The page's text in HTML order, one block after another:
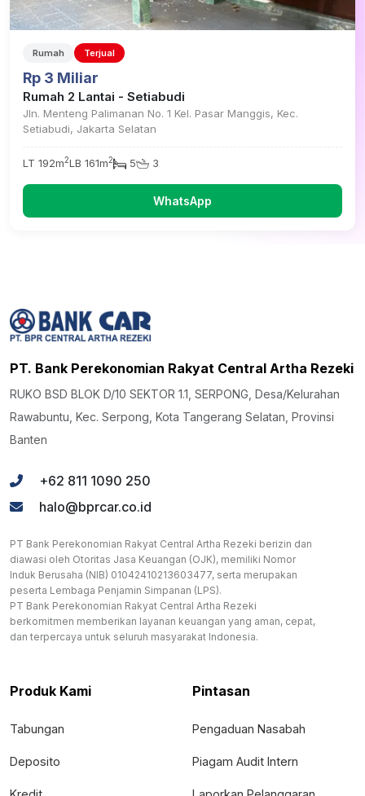
Rumah Terjual
Rp 3 Miliar
Rumah 2 Lantai - Setiabudi
Jln. Menteng Palimanan No. 1 Kel. Pasar Manggis, Kec.
Setiabudi, Jakarta Selatan
LT 192m2LB 161m2 5 3
WhatsApp
PT. Bank Perekonomian Rakyat Central Artha Rezeki
RUKO BSD BLOK D/10 SEKTOR 1.1, SERPONG, Desa/Kelurahan
Rawabuntu, Kec. Serpong, Kota Tangerang Selatan, Provinsi
Banten
+62 811 1090 250
halo@bprcar.co.id
PT Bank Perekonomian Rakyat Central Artha Rezeki berizin dan
diawasi oleh Otoritas Jasa Keuangan (OJK), memiliki Nomor
Induk Berusaha (NIB) 01042410213603477, serta merupakan
peserta Lembaga Penjamin Simpanan (LPS).
PT Bank Perekonomian Rakyat Central Artha Rezeki
berkomitmen memberikan layanan keuangan yang aman, cepat,
dan terpercaya untuk seluruh masyarakat Indonesia.
Produk Kami
Tabungan
Deposito
Pintasan
Pengaduan Nasabah
Piagam Audit Intern